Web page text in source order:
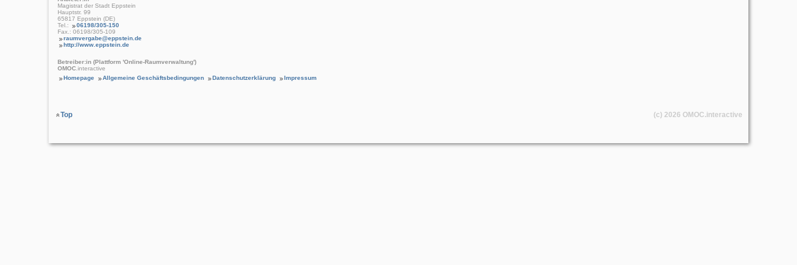
Magistrat der Stadt Eppstein
Hauptstr. 99
65817 Eppstein (DE)
Tel.:
06198/305-150
Fax.: 06198/305-109
raumvergabe@eppstein.de
http://www.eppstein.de
Betreiber:in (Plattform 'Online-Raumverwaltung')
OMOC .interactive
Homepage
Allgemeine Geschäftsbedingungen Datenschutzerklärung Impressum
Top (c) 2026 OMOC.interactive